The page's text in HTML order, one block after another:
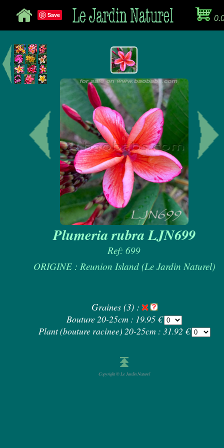
Save
Plumeria rubra LJN699
Ref: 699
ORIGINE : Reunion Island (Le Jardin Naturel)
Graines (3) :
Bouture 20-25cm : 19.95 €
Plant (bouture racinee) 20-25cm : 31.92 €
Copyright © Le Jardin Naturel